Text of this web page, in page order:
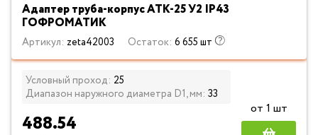
Адаптер труба-корпус АТК-25 У2 IP43
ГОФРОМАТИК
Артикул: zeta42003 Остаток: 6 655 шт
Условный проход: 25
Диапазон наружного диаметра D1, мм: 33
488.54
от 1 шт